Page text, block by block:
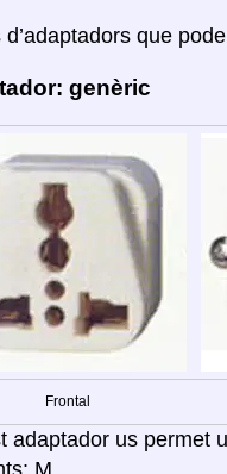
d’adaptadors que
genèric
Frontal
adaptador us permet